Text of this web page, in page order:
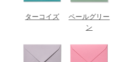
ターコイズ
ペールグリー
ン